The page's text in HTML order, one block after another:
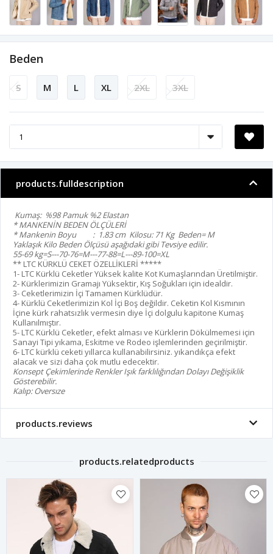
Beden
S M L XL 2XL 3XL
products.fulldescription
Kumaş: %98 Pamuk %2 Elastan
* MANKENİN BEDEN ÖLÇÜLERİ
* Mankenin Boyu : 1.83 cm Kilosu: 71 Kg Beden= M
Yaklaşık Kilo Beden Ölçüsü aşağıdaki gibi Tevsiye edilir.
55-69 kg=S---70-76=M---77-88=L---89-100=XL
** LTC KÜRKLÜ CEKET ÖZELLİKLERİ *****
1- LTC Kürklü Ceketler Yüksek kalite Kot Kumaşlarından Üretilmiştir.
2- Kürklerimizin Gramajı Yüksektir, Kış Soğukları için idealdir.
3- Ceketlerimizin İçi Tamamen Kürklüdür.
4- Kürklü Ceketlerimizin Kol İçi Boş değildir. Ceketin Kol Kısmının
İçine kürk rahatsızlık vermesin diye İçi dolgulu kapitone Kumaş
Kullanılmıştır.
5- LTC Kürklü Ceketler, efekt alması ve Kürklerin Dökülmemesi için
Sanayi Tipi yıkama, Eskitme ve Rodeo işlemlerinden geçirilmiştir.
6- LTC kürklü ceketi yıllarca kullanabilirsiniz. yıkandıkça efekt
alacak ve sizi daha çok mutlu edecektir.
Konsept Çekimlerinde Renkler Işık farklılığından Dolayı Değişiklik
Gösterebilir.
Kalıp: Oversıze
products.reviews
products.relatedproducts